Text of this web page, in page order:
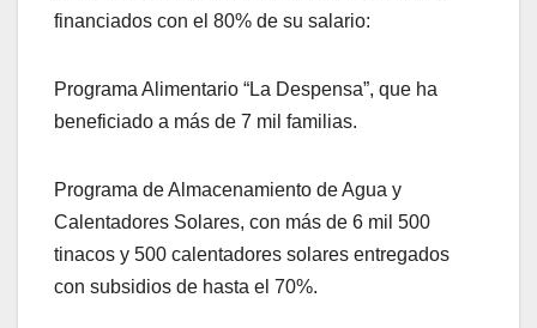
financiados con el 80% de su salario:
Programa Alimentario “La Despensa”, que ha
beneficiado a más de 7 mil familias.
Programa de Almacenamiento de Agua y
Calentadores Solares, con más de 6 mil 500
tinacos y 500 calentadores solares entregados
con subsidios de hasta el 70%.